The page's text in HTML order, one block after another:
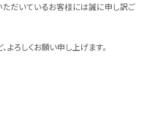
だいているお客様には誠に申し訳ご
よろしくお願い申し上げます。